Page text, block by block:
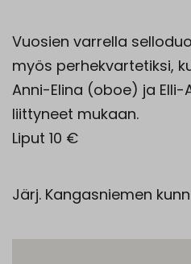
Vuosien varrella
myös perhekvartetiksi,
Anni-Elina (oboe) ja
liittyneet mukaan.
Liput 10 €
Järj. Kangasniemen